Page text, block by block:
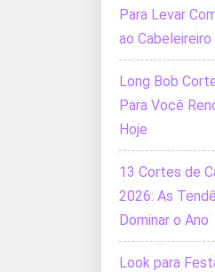
Para Levar
ao Cabeleireiro
Long Bob
Para Você
Hoje
13 Cortes de
2026: As
Dominar o Ano
Look para